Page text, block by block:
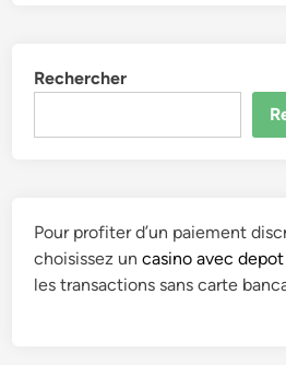
Rechercher
Pour profiter d’un paiement
choisissez uncasino avec
les transactions sans carte